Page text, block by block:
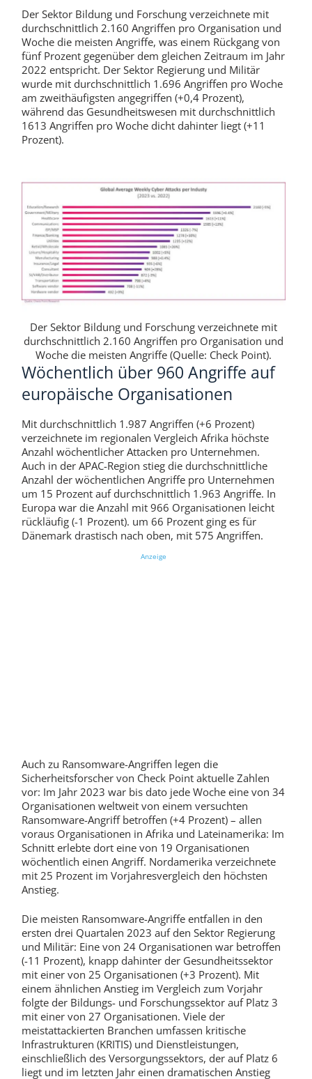
Der Sektor Bildung und Forschung verzeichnete mit
durchschnittlich 2.160 Angriffen pro Organisation und
Woche die meisten Angriffe, was einem Rückgang von
fünf Prozent gegenüber dem gleichen Zeitraum im Jahr
2022 entspricht. Der Sektor Regierung und Militär
wurde mit durchschnittlich 1.696 Angriffen pro Woche
am zweithäufigsten angegriffen (+0,4 Prozent),
während das Gesundheitswesen mit durchschnittlich
1613 Angriffen pro Woche dicht dahinter liegt (+11
Prozent).
Der Sektor Bildung und Forschung verzeichnete mit
durchschnittlich 2.160 Angriffen pro Organisation und
Woche die meisten Angriffe (Quelle: Check Point).
Wöchentlich über 960 Angriffe auf
europäische Organisationen
Mit durchschnittlich 1.987 Angriffen (+6 Prozent)
verzeichnete im regionalen Vergleich Afrika höchste
Anzahl wöchentlicher Attacken pro Unternehmen.
Auch in der APAC-Region stieg die durchschnittliche
Anzahl der wöchentlichen Angriffe pro Unternehmen
um 15 Prozent auf durchschnittlich 1.963 Angriffe. In
Europa war die Anzahl mit 966 Organisationen leicht
rückläufig (-1 Prozent). um 66 Prozent ging es für
Dänemark drastisch nach oben, mit 575 Angriffen.
Anzeige
Auch zu Ransomware-Angriffen legen die
Sicherheitsforscher von Check Point aktuelle Zahlen
vor: Im Jahr 2023 war bis dato jede Woche eine von 34
Organisationen weltweit von einem versuchten
Ransomware-Angriff betroffen (+4 Prozent) – allen
voraus Organisationen in Afrika und Lateinamerika: Im
Schnitt erlebte dort eine von 19 Organisationen
wöchentlich einen Angriff. Nordamerika verzeichnete
mit 25 Prozent im Vorjahresvergleich den höchsten
Anstieg.
Die meisten Ransomware-Angriffe entfallen in den
ersten drei Quartalen 2023 auf den Sektor Regierung
und Militär: Eine von 24 Organisationen war betroffen
(-11 Prozent), knapp dahinter der Gesundheitssektor
mit einer von 25 Organisationen (+3 Prozent). Mit
einem ähnlichen Anstieg im Vergleich zum Vorjahr
folgte der Bildungs- und Forschungssektor auf Platz 3
mit einer von 27 Organisationen. Viele der
meistattackierten Branchen umfassen kritische
Infrastrukturen (KRITIS) und Dienstleistungen,
einschließlich des Versorgungssektors, der auf Platz 6
liegt und im letzten Jahr einen dramatischen Anstieg